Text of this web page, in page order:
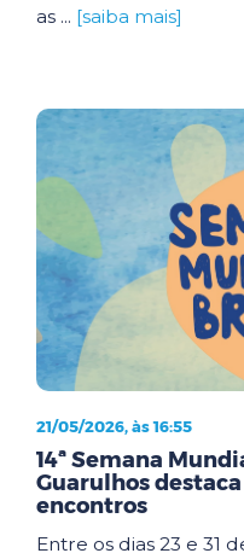
as ... [saiba mais]
21/05/2026, às 16:55
14ª Semana
Guarulhos
encontros
Entre os dias 23 e 31